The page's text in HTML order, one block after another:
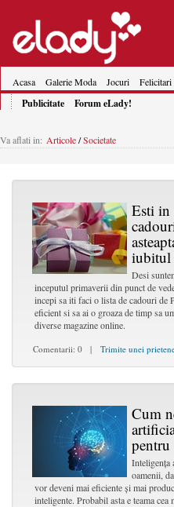
Acasa Galerie Moda Jocuri Felicitari
Publicitate Forum eLady!
Va aflati in: Articole/Societate
Esti in
iubitul
Desi
inceputul primaverii din punct de
incepi sa iti faci o lista de cadouri de
eficient si sa ai o groaza de timp sa
diverse magazine online.
Comentarii: 0 | Trimite unei
Cum
Inteligența
oamenii,
vor deveni mai eficiente și mai
inteligente. Probabil asta e teama cea